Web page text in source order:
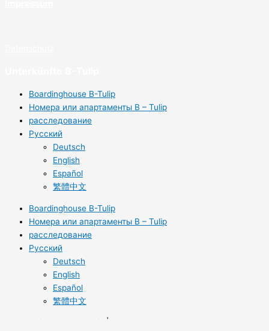
Boardinghouse B-Tulip
Номера или апартаменты B – Tulip
расследование
Русский
Deutsch
English
Español
繁體中文
Boardinghouse B-Tulip
Номера или апартаменты B – Tulip
расследование
Русский
Deutsch
English
Español
繁體中文
Air Boardinghouse B-Tulip | Webdesign